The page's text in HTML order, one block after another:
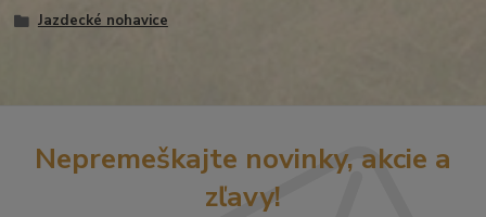
Jazdecké nohavice
Nepremeškajte novinky, akcie a
zľavy!